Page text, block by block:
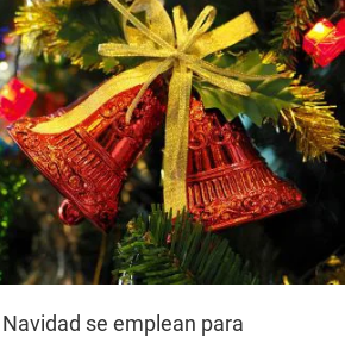
se emplean para